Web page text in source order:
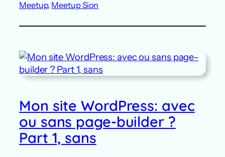
Meetup, Meetup Sion
Mon site WordPress: avec
ou sans page-builder ?
Part 1, sans